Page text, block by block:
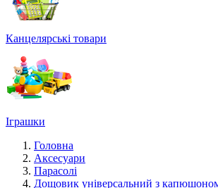
Канцелярські товари
Іграшки
Головна
Аксесуари
Парасолі
Дощовик універсальний з